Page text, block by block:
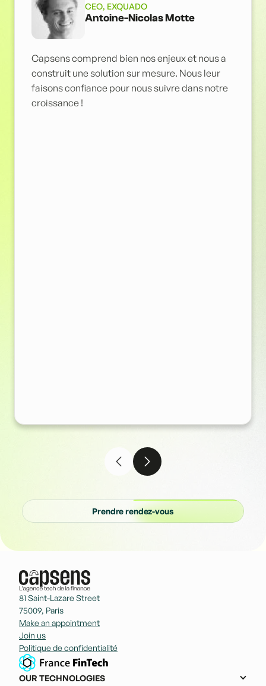
CEO, EXQUADO
Antoine-Nicolas Motte
Capsens comprend bien nos enjeux et nous a
construit une solution sur mesure. Nous leur
faisons confiance pour nous suivre dans notre
croissance !
Prendre rendez-vous
81 Saint-Lazare Street
75009, Paris
Make an appointment
Join us
Politique de confidentialité
OUR TECHNOLOGIES